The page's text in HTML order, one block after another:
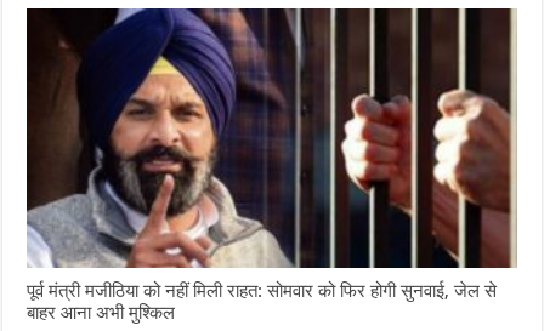
पूर्व मंत्री मजीठिया को नहीं मिली राहत: सोमवार को फिर होगी सुनवाई, जेल से
बाहर आना अभी मुश्किल